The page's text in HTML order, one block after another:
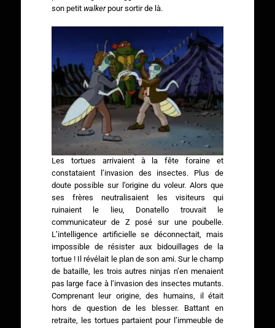
son petit walkerpour sortir de là.
Les tortues arrivaient à la fête foraine et
constataient l’invasion des insectes. Plus de
doute possible sur l’origine du voleur. Alors que
ses frères neutralisaient les visiteurs qui
ruinaient le lieu, Donatello trouvait le
communicateur de Z posé sur une poubelle.
L’intelligence artificielle se déconnectait, mais
impossible de résister aux bidouillages de la
tortue ! Il révélait le plan de son ami. Sur le champ
de bataille, les trois autres ninjas n’en menaient
pas large face à l’invasion des insectes mutants.
Comprenant leur origine, des humains, il était
hors de question de les blesser. Battant en
retraite, les tortues partaient pour l’immeuble de